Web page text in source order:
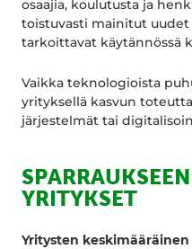
osaajia, koulutusta ja
toistuvasti mainitut
tarkoittavat käytännössä
Vaikka teknologioista
yrityksellä kasvun
järjestelmät tai
YRITYKSET
Yritysten